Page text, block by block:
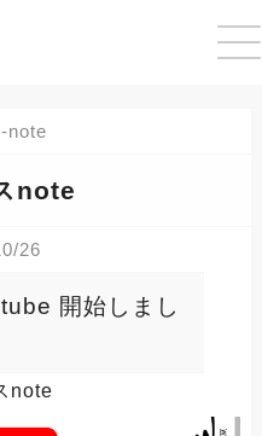
note
note
26
開始しまし
note